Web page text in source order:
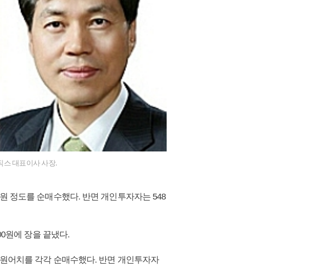
스 대표이사 사장.
정도를 순매수했다. 반면 개인투자자는 548
원에 장을 끝냈다.
어치를 각각 순매수했다. 반면 개인투자자